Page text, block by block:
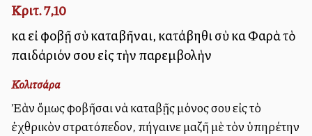
Κριτ. 7,10
καὶ εἰ φοβῇ σὺ καταβῆναι, κατάβηθι σὺ καὶ Φαρὰ τὸ
παιδάριόν σου εἰς τὴν παρεμβολὴν
Κολιτσάρα
Ἐὰν ὅμως φοβῆσαι νὰ καταβῇς μόνος σου εἰς τὸ
ἐχθρικὸν στρατόπεδον, πήγαινε μαζῆ μὲ τὸν ὑπηρέτην